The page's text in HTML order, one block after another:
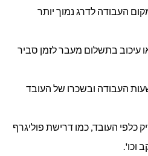
העבודה לדרג נמוך יותר
עיכוב בתשלום מעבר לזמן סביר
העבודה ובשכרו של העובד
כלפי העובד, כמו דרישת פוליגרף
וכו'.